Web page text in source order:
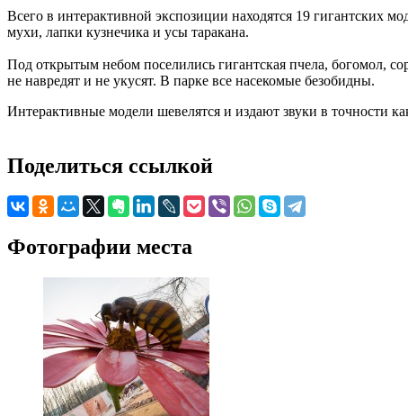
Всего в интерактивной экспозиции находятся 19 гигантских
мухи, лапки кузнечика и усы таракана.
Под открытым небом поселились гигантская пчела, богомол,
не навредят и не укусят. В парке все насекомые безобидны.
Интерактивные модели шевелятся и издают звуки в точности
Поделиться ссылкой
Фотографии места